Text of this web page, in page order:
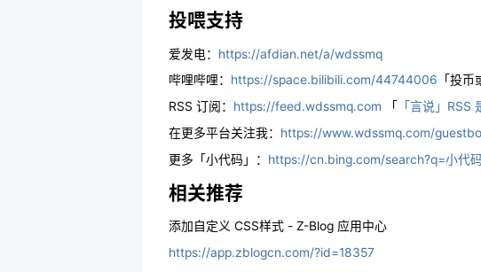
投喂支持
爱发电： https://afdian.net/a/wdssmq
哔哩哔哩： https://space.bilibili.com/44744006 「投币
RSS 订阅： https://feed.wdssmq.com 「 「言说」RSS
在更多平台关注我： https://www.wdssmq.com/
更多「小代码」： https://cn.bing.com/search?q=小代
相关推荐
添加自定义 CSS样式 - Z-Blog 应用中心
https://app.zblogcn.com/?id=18357